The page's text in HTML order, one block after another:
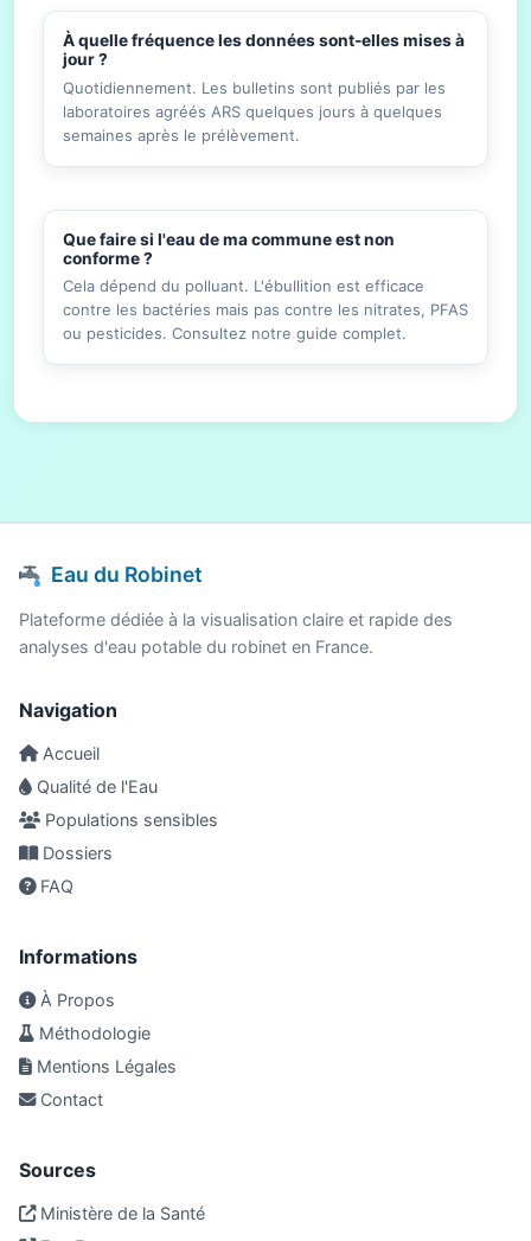
À quelle fréquence les données sont-elles mises à
jour ?
Quotidiennement. Les bulletins sont publiés par les
laboratoires agréés ARS quelques jours à quelques
semaines après le prélèvement.
Que faire si l'eau de ma commune est non
conforme ?
Cela dépend du polluant. L'ébullition est efficace
contre les bactéries mais pas contre les nitrates, PFAS
ou pesticides. Consultez notre guide complet.
Eau du Robinet
Plateforme dédiée à la visualisation claire et rapide des
analyses d'eau potable du robinet en France.
Navigation
Accueil
Qualité de l'Eau
Populations sensibles
Dossiers
FAQ
Informations
À Propos
Méthodologie
Mentions Légales
Contact
Sources
Ministère de la Santé